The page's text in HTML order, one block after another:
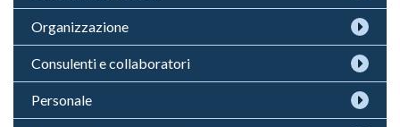
Organizzazione
Consulenti e collaboratori
Personale